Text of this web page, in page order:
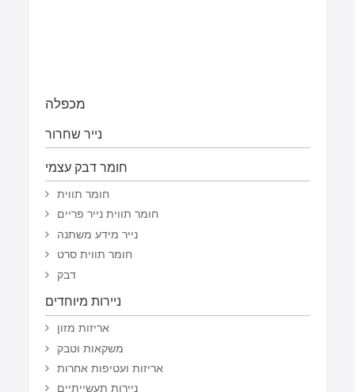
מכפלה
נייר שחרור
חומר דבק עצמי
חומר תווית
חומר תווית נייר פריים
נייר מידע משתנה
חומר תווית סרט
דבק
ניירות מיוחדים
אריזות מזון
משקאות וטבק
אריזות ועטיפות אחרות
ניירות תעשייתיים